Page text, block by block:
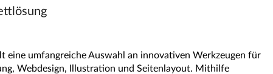
eine umfangreiche Auswahl an innovativen Werkzeugen für
Webdesign, Illustration und Seitenlayout. Mithilfe